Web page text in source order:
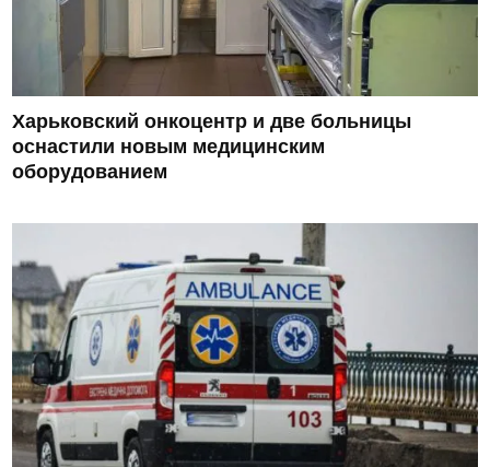
Харьковский онкоцентр и две больницы
оснастили новым медицинским
оборудованием